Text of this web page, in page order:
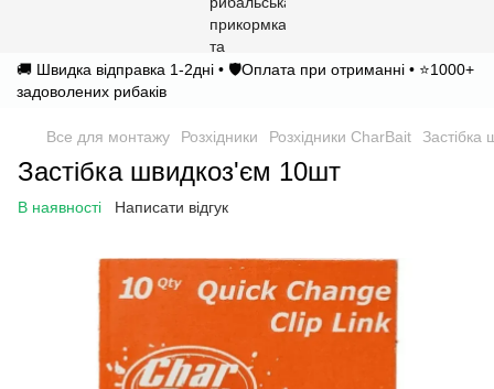
🚚 Швидка відправка 1-2дні • 🛡️Оплата при отриманні • ⭐1000+
задоволених рибаків
Все для монтажу Розхідники Розхідники CharBait Застібка
Застібка швидкоз'єм 10шт
В наявності Написати відгук